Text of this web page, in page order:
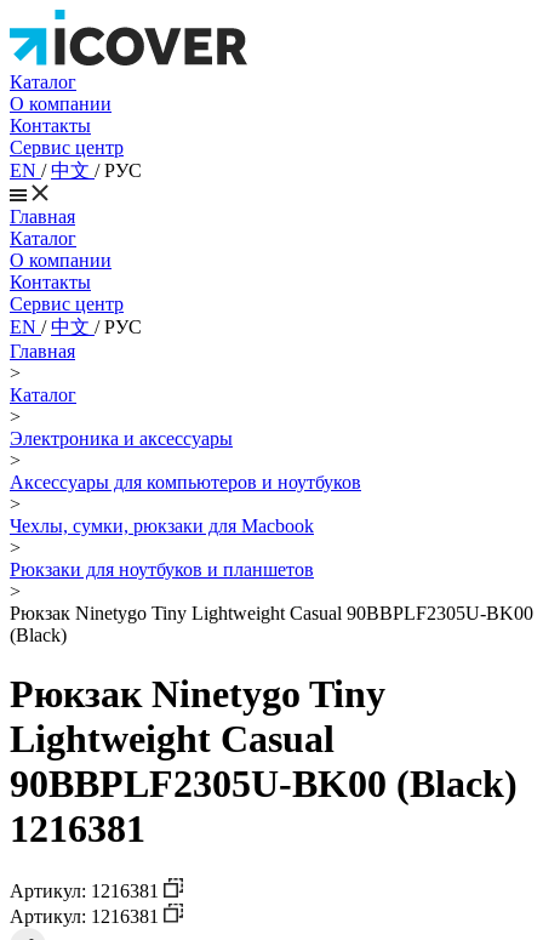
Каталог
О компании
Контакты
Сервис центр
EN /中文 /РУС
Главная
Каталог
О компании
Контакты
Сервис центр
EN /中文 /РУС
Главная
>
Каталог
>
Электроника и аксессуары
>
Аксессуары для компьютеров и ноутбуков
>
Чехлы, сумки, рюкзаки для Macbook
>
Рюкзаки для ноутбуков и планшетов
>
Рюкзак Ninetygo Tiny Lightweight Casual 90BBPLF2305U-BK00
(Black)
Рюкзак Ninetygo Tiny
Lightweight Casual
90BBPLF2305U-BK00 (Black)
1216381
Артикул: 1216381
Артикул: 1216381